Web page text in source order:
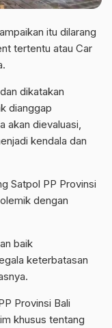
itu dilarang
tertentu atau Car
dikatakan
dianggap
akan dievaluasi,
kendala dan
Satpol PP Provinsi
dengan
baik
keterbatasan
Provinsi Bali
khusus tentang